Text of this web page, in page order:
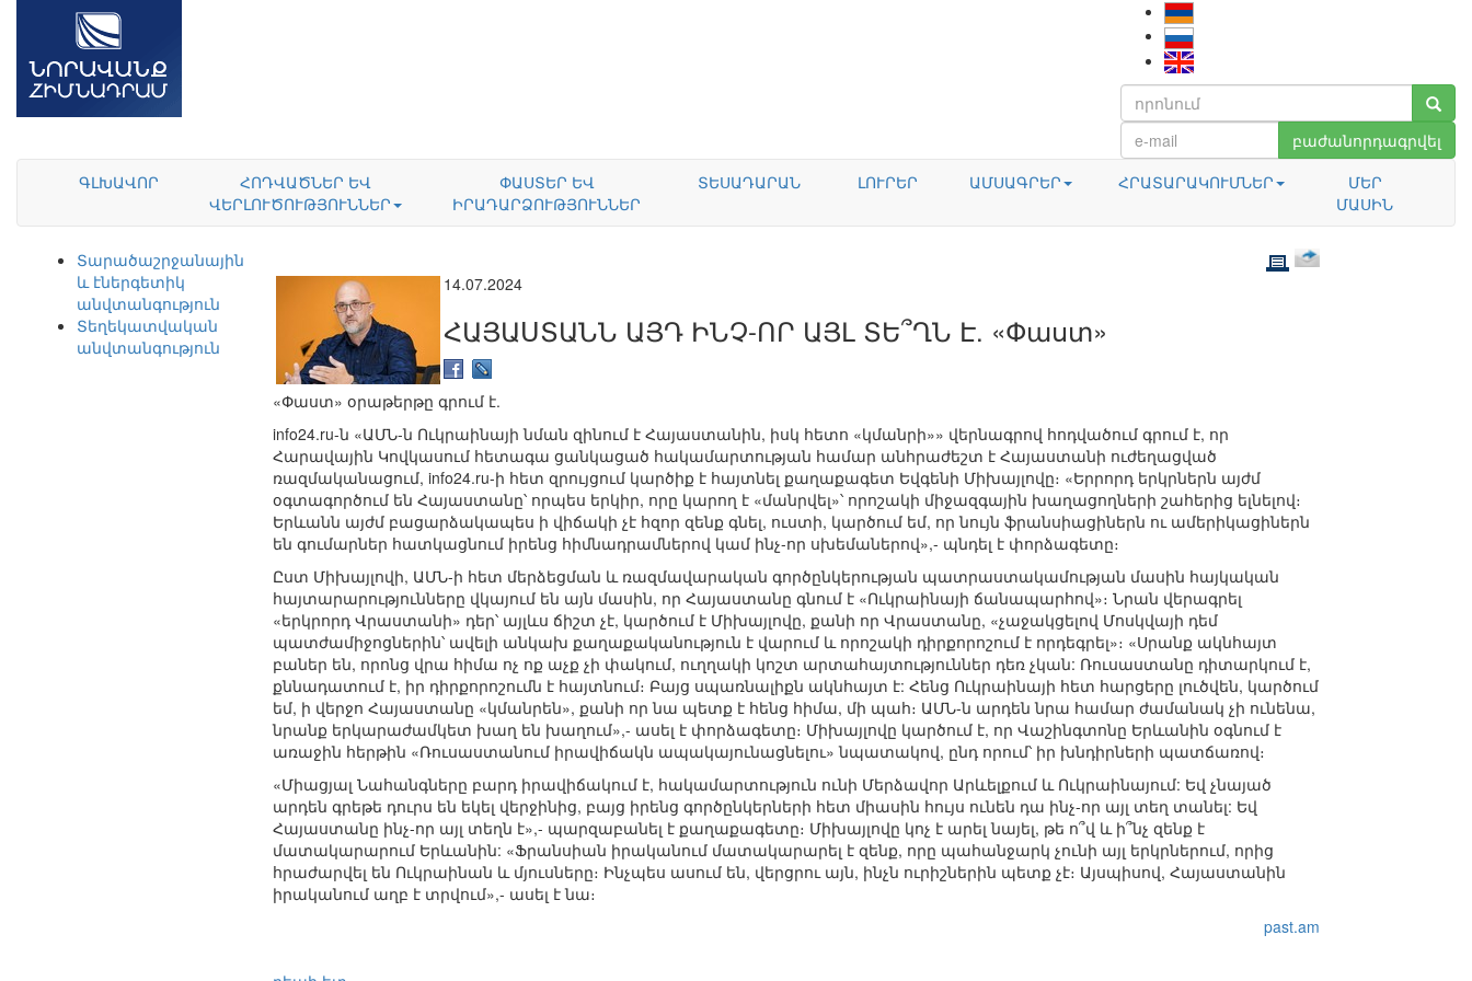
բաժանորդագրվել
ԳԼԽԱՎՈՐ
ՀՈԴՎԱԾՆԵՐ ԵՎ
ՎԵՐԼՈՒԾՈՒԹՅՈՒՆՆԵՐ
ՓԱՍՏԵՐ ԵՎ
ԻՐԱԴԱՐՁՈՒԹՅՈՒՆՆԵՐ
ՏԵՍԱԴԱՐԱՆ ԼՈՒՐԵՐ ԱՄՍԱԳՐԵՐ ՀՐԱՏԱՐԱԿՈՒՄՆԵՐ
ՄԵՐ
ՄԱՍԻՆ
Տարածաշրջանային
և էներգետիկ
անվտանգություն
Տեղեկատվական
անվտանգություն
14.07.2024
ՀԱՅԱՍՏԱՆՆ ԱՅԴ ԻՆՉ-ՈՐ ԱՅԼ ՏԵ՞ՂՆ Է. «Փաստ»
«Փաստ» օրաթերթը գրում է.
info24.ru-ն «ԱՄՆ-ն Ուկրաինայի նման զինում է Հայաստանին, իսկ հետո «կմանրի»» վերնագրով հոդվածում գրում է, որ
Հարավային Կովկասում հետագա ցանկացած հակամարտության համար անհրաժեշտ է Հայաստանի ուժեղացված
ռազմականացում, info24.ru-ի հետ զրույցում կարծիք է հայտնել քաղաքագետ Եվգենի Միխայլովը։ «Երրորդ երկրներն այժմ
օգտագործում են Հայաստանը՝ որպես երկիր, որը կարող է «մանրվել»՝ որոշակի միջազգային խաղացողների շահերից ելնելով։
Երևանն այժմ բացարձակապես ի վիճակի չէ հզոր զենք գնել, ուստի, կարծում եմ, որ նույն ֆրանսիացիներն ու ամերիկացիներն
են գումարներ հատկացնում իրենց հիմնադրամներով կամ ինչ-որ սխեմաներով»,- պնդել է փորձագետը։
Ըստ Միխայլովի, ԱՄՆ-ի հետ մերձեցման և ռազմավարական գործընկերության պատրաստակամության մասին հայկական
հայտարարությունները վկայում են այն մասին, որ Հայաստանը գնում է «Ուկրաինայի ճանապարհով»։ Նրան վերագրել
«երկրորդ Վրաստանի» դեր՝ այլևս ճիշտ չէ, կարծում է Միխայլովը, քանի որ Վրաստանը, «չաջակցելով Մոսկվայի դեմ
պատժամիջոցներին՝ ավելի անկախ քաղաքականություն է վարում և որոշակի դիրքորոշում է որդեգրել»։ «Սրանք ակնհայտ
բաներ են, որոնց վրա հիմա ոչ ոք աչք չի փակում, ուղղակի կոշտ արտահայտություններ դեռ չկան: Ռուսաստանը դիտարկում է,
քննադատում է, իր դիրքորոշումն է հայտնում։ Բայց սպառնալիքն ակնհայտ է: Հենց Ուկրաինայի հետ հարցերը լուծվեն, կարծում
եմ, ի վերջո Հայաստանը «կմանրեն», քանի որ նա պետք է հենց հիմա, մի պահ։ ԱՄՆ-ն արդեն նրա համար ժամանակ չի ունենա,
նրանք երկարաժամկետ խաղ են խաղում»,- ասել է փորձագետը։ Միխայլովը կարծում է, որ Վաշինգտոնը Երևանին օգնում է
առաջին հերթին «Ռուսաստանում իրավիճակն ապակայունացնելու» նպատակով, ընդ որում՝ իր խնդիրների պատճառով։
«Միացյալ Նահանգները բարդ իրավիճակում է, հակամարտություն ունի Մերձավոր Արևելքում և Ուկրաինայում: Եվ չնայած
արդեն գրեթե դուրս են եկել վերջինից, բայց իրենց գործընկերների հետ միասին հույս ունեն դա ինչ-որ այլ տեղ տանել: Եվ
Հայաստանը ինչ-որ այլ տեղն է»,- պարզաբանել է քաղաքագետը։ Միխայլովը կոչ է արել նայել, թե ո՞վ և ի՞նչ զենք է
մատակարարում Երևանին: «Ֆրանսիան իրականում մատակարարել է զենք, որը պահանջարկ չունի այլ երկրներում, որից
հրաժարվել են Ուկրաինան և մյուսները։ Ինչպես ասում են, վերցրու այն, ինչն ուրիշներին պետք չէ։ Այսպիսով, Հայաստանին
իրականում աղբ է տրվում»,- ասել է նա։
past.am